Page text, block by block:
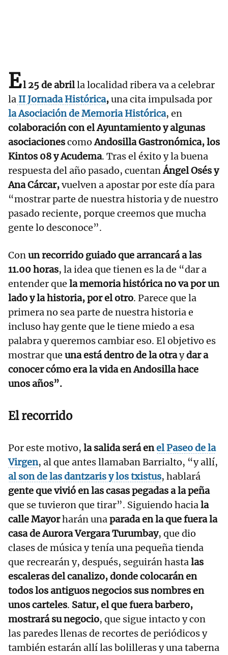
El 25 de abrilla localidad ribera va a celebrar
la II Jornada Histórica,una cita impulsada por
la Asociación de Memoria Histórica, en
colaboración con el Ayuntamiento y algunas
asociacionescomoAndosilla Gastronómica, los
Kintos 08 y Acudema. Tras el éxito y la buena
respuesta del año pasado, cuentanÁngel Osés y
Ana Cárcar,vuelven a apostar por este día para
“mostrar parte de nuestra historia y de nuestro
pasado reciente, porque creemos que mucha
gente lo desconoce”.
Conun recorrido guiado que arrancará a las
11.00 horas, la idea que tienen es la de “dar a
entender que la memoria histórica no va por un
lado y la historia, por el otro. Parece que la
primera no sea parte de nuestra historia e
incluso hay gente que le tiene miedo a esa
palabra y queremos cambiar eso. El objetivo es
mostrar que una está dentro de la otraydar a
conocer cómo era la vida en Andosilla hace
unos años”.
El recorrido
Por este motivo, la salida será enel Paseo de la
Virgen, al que antes llamaban Barrialto, “y allí,
al son de las dantzaris y los txistus, hablará
gente que vivió en las casas pegadas a la peña
que se tuvieron que tirar”. Siguiendo haciala
calle Mayorharán unaparada en la que fuera la
casa de Aurora Vergara Turumbay, que dio
clases de música y tenía una pequeña tienda
que recrearán y, después, seguirán hastalas
escaleras del canalizo, donde colocarán en
todos los antiguos negocios sus nombres en
unos carteles. Satur, el que fuera barbero,
mostrará su negocio, que sigue intacto y con
las paredes llenas de recortes de periódicos y
también estarán allí las bolilleras y una taberna